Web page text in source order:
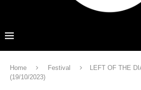
Home Festival
LEFT OF THE
(19/10/2023)